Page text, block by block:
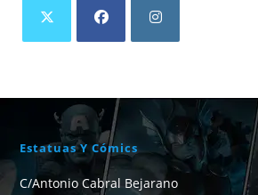
Estatuas Y Cómics
C/Antonio Cabral Bejarano